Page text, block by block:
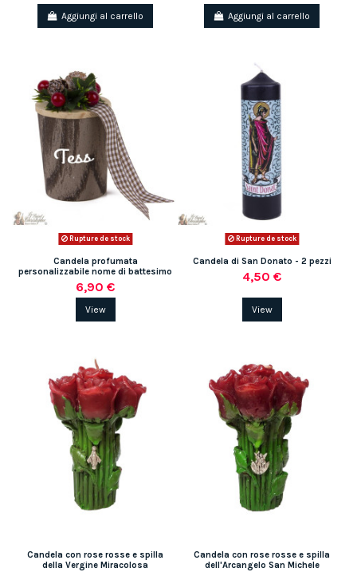
Aggiungi al carrello Aggiungi al carrello
Rupture de stock
Candela profumata
personalizzabile nome di battesimo
6,90 €
View
Rupture de stock
Candela di San Donato - 2 pezzi
4,50 €
View
Candela con rose rosse e spilla
della Vergine Miracolosa
Candela con rose rosse e spilla
dell'Arcangelo San Michele